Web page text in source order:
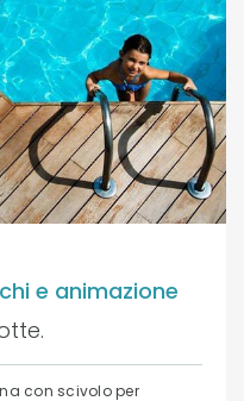
e animazione
con scivolo per